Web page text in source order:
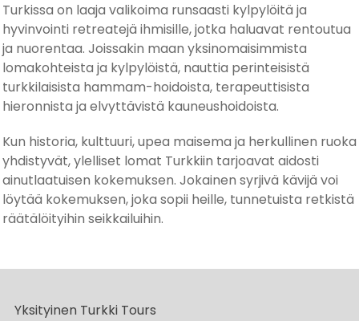
Turkissa on laaja valikoima runsaasti kylpylöitä ja
hyvinvointi retreatejä ihmisille, jotka haluavat rentoutua
ja nuorentaa. Joissakin maan yksinomaisimmista
lomakohteista ja kylpylöistä, nauttia perinteisistä
turkkilaisista hammam-hoidoista, terapeuttisista
hieronnista ja elvyttävistä kauneushoidoista.
Kun historia, kulttuuri, upea maisema ja herkullinen ruoka
yhdistyvät, ylelliset lomat Turkkiin tarjoavat aidosti
ainutlaatuisen kokemuksen. Jokainen syrjivä kävijä voi
löytää kokemuksen, joka sopii heille, tunnetuista retkistä
räätälöityihin seikkailuihin.
Yksityinen Turkki Tours